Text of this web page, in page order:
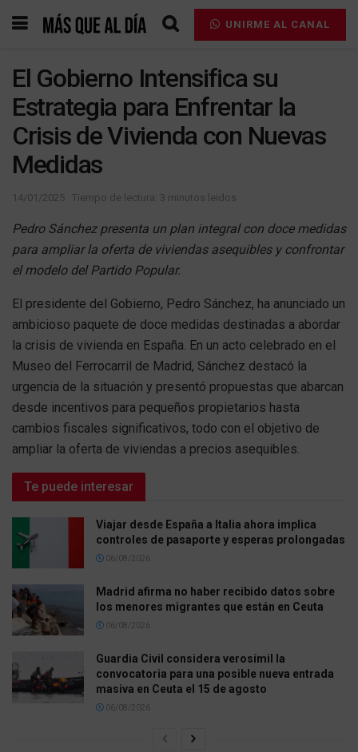
UNIRME AL CANAL
El Gobierno Intensifica su
Estrategia para Enfrentar la
Crisis de Vivienda con Nuevas
Medidas
14/01/2025 Tiempo de lectura: 3 minutos leidos
Pedro Sánchez presenta un plan integral con doce medidas
para ampliar la oferta de viviendas asequibles y confrontar
el modelo del Partido Popular.
El presidente del Gobierno, Pedro Sánchez, ha anunciado un
ambicioso paquete de doce medidas destinadas a abordar
la crisis de vivienda en España. En un acto celebrado en el
Museo del Ferrocarril de Madrid, Sánchez destacó la
urgencia de la situación y presentó propuestas que abarcan
desde incentivos para pequeños propietarios hasta
cambios fiscales significativos, todo con el objetivo de
ampliar la oferta de viviendas a precios asequibles.
Te puede interesar
Viajar desde España a Italia ahora implica
controles de pasaporte y esperas prolongadas
06/08/2026
Madrid afirma no haber recibido datos sobre
los menores migrantes que están en Ceuta
06/08/2026
Guardia Civil considera verosímil la
convocatoria para una posible nueva entrada
masiva en Ceuta el 15 de agosto
06/08/2026